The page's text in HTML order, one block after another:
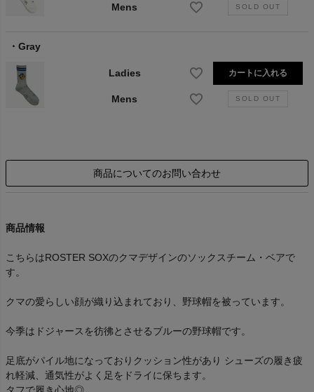
Mens
Gray
Ladies カートに入れる
Mens
商品についてのお問い合わせ
商品情報
こちらはROSTER SOXのクマデザインのソックスチーム・ベアで
す。
クマの愛らしい顔が織り込まれており、野球帽を被っています。
今季はドジャースを彷彿とさせるブルーの野球帽です。
足底がパイル地になっておりクッション性があり シューズの履き疲
れ軽減、通気性がよく足をドライに保ちます。